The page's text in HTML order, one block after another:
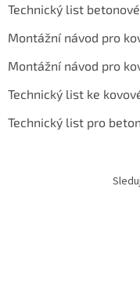
Technický list
Montážní návod pro
Montážní návod pro
Technický list ke
Technický list pro